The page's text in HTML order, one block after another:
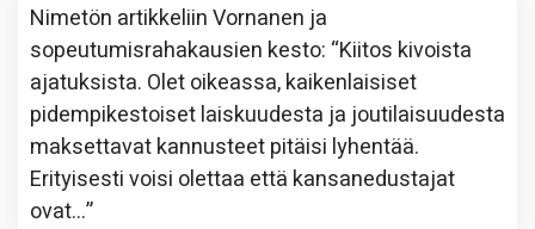
Nimetön artikkeliinVornanen ja
sopeutumisrahakausien kesto: “Kiitos kivoista
ajatuksista. Olet oikeassa, kaikenlaisiset
pidempikestoiset laiskuudesta ja joutilaisuudesta
maksettavat kannusteet pitäisi lyhentää.
Erityisesti voisi olettaa että kansanedustajat
ovat…”